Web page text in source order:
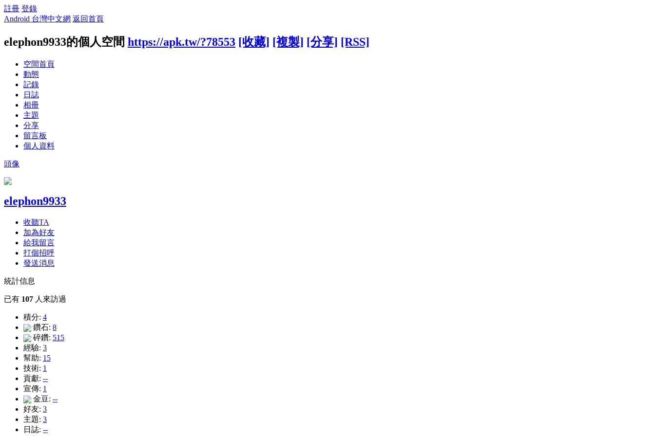
註冊 登錄
Android 台灣中文網 返回首頁
elephon9933的個人空間 https://apk.tw/?78553 [收藏] [複製] [分享] [RSS]
空間首頁
動態
記錄
日誌
相冊
主題
分享
留言板
個人資料
頭像
elephon9933
收聽TA
加為好友
給我留言
打個招呼
發送消息
統計信息
已有 107 人來訪過
積分: 4
鑽石: 8
碎鑽: 515
經驗: 3
幫助: 15
技術: 1
貢獻: --
宣傳: 1
金豆: --
好友: 3
主題: 3
日誌: --